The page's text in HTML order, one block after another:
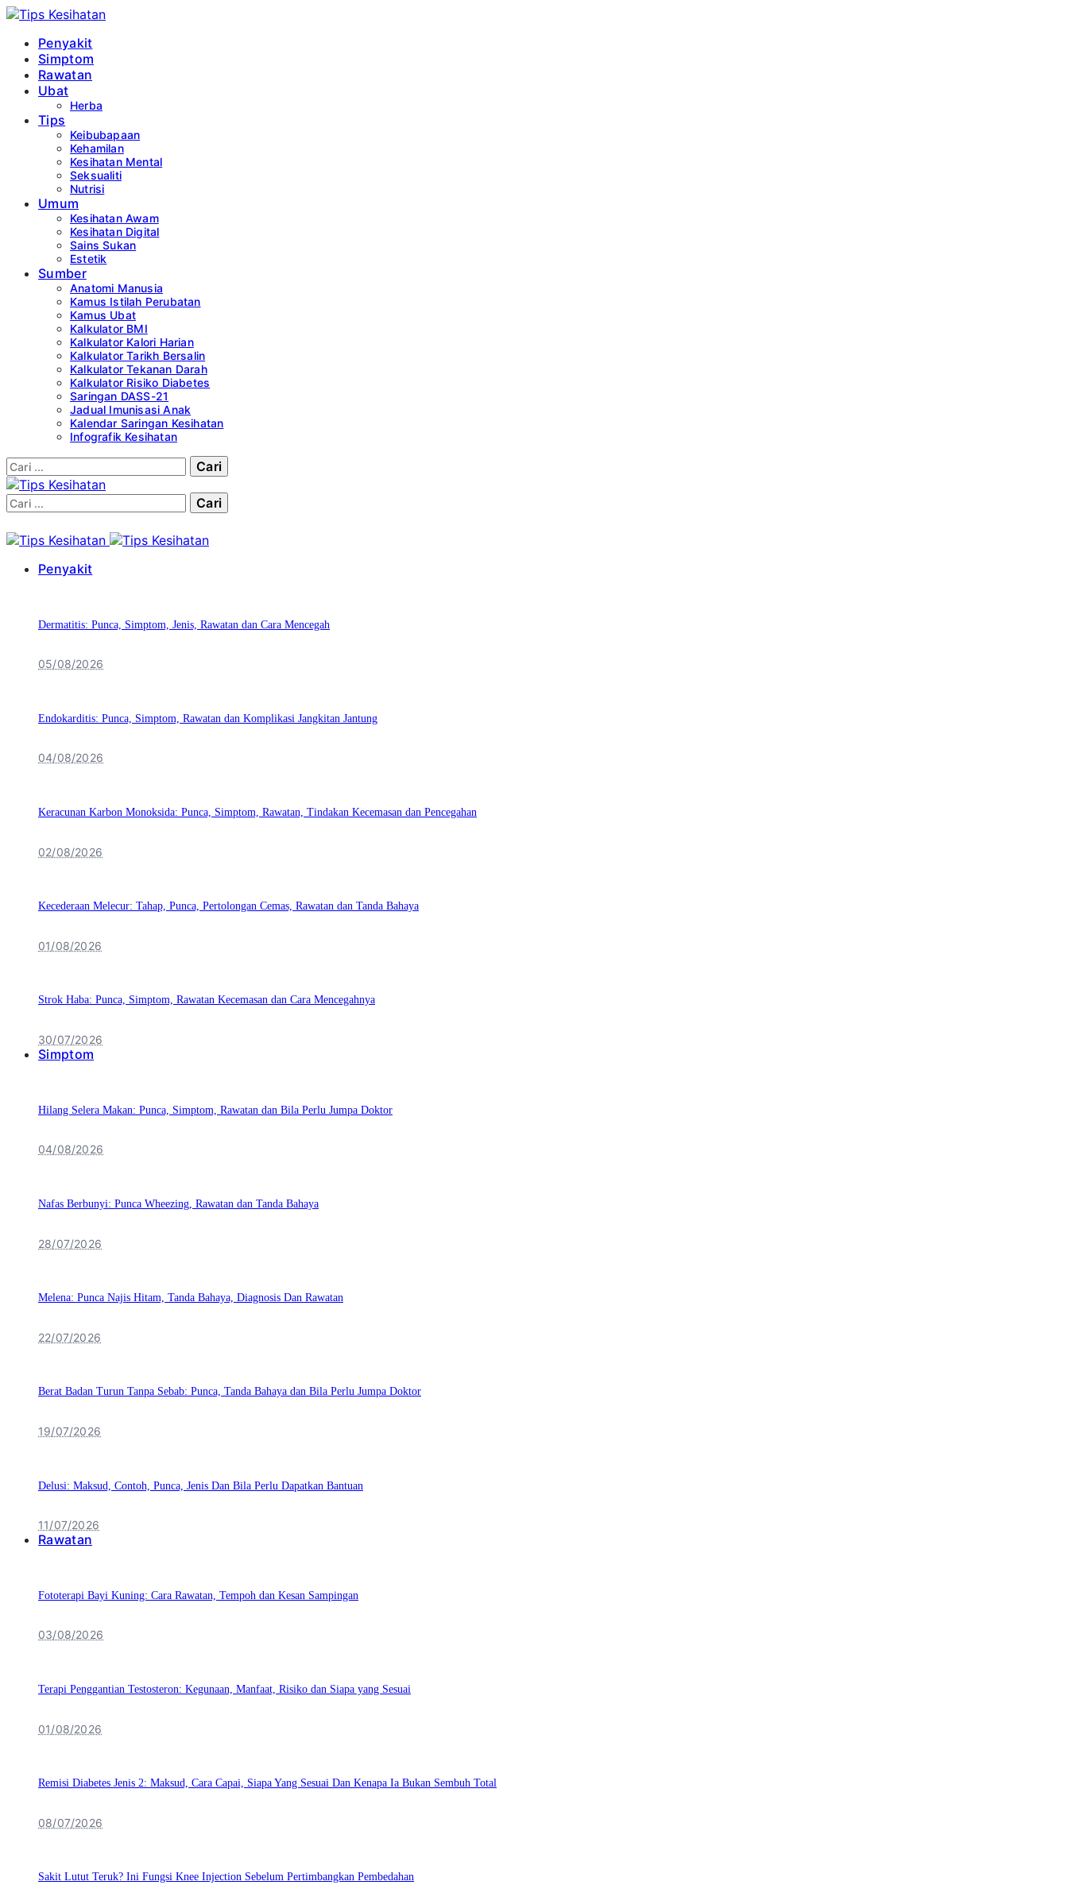
Penyakit
Simptom
Rawatan
Ubat
Herba
Tips
Keibubapaan
Kehamilan
Kesihatan Mental
Seksualiti
Nutrisi
Umum
Kesihatan Awam
Kesihatan Digital
Sains Sukan
Estetik
Sumber
Anatomi Manusia
Kamus Istilah Perubatan
Kamus Ubat
Kalkulator BMI
Kalkulator Kalori Harian
Kalkulator Tarikh Bersalin
Kalkulator Tekanan Darah
Kalkulator Risiko Diabetes
Saringan DASS-21
Jadual Imunisasi Anak
Kalendar Saringan Kesihatan
Infografik Kesihatan
Cari:
Cari:
Penyakit
Dermatitis: Punca, Simptom, Jenis, Rawatan dan Cara Mencegah
05/08/2026
Endokarditis: Punca, Simptom, Rawatan dan Komplikasi Jangkitan Jantung
04/08/2026
Keracunan Karbon Monoksida: Punca, Simptom, Rawatan, Tindakan Kecemasan dan Pencegahan
02/08/2026
Kecederaan Melecur: Tahap, Punca, Pertolongan Cemas, Rawatan dan Tanda Bahaya
01/08/2026
Strok Haba: Punca, Simptom, Rawatan Kecemasan dan Cara Mencegahnya
30/07/2026
Simptom
Hilang Selera Makan: Punca, Simptom, Rawatan dan Bila Perlu Jumpa Doktor
04/08/2026
Nafas Berbunyi: Punca Wheezing, Rawatan dan Tanda Bahaya
28/07/2026
Melena: Punca Najis Hitam, Tanda Bahaya, Diagnosis Dan Rawatan
22/07/2026
Berat Badan Turun Tanpa Sebab: Punca, Tanda Bahaya dan Bila Perlu Jumpa Doktor
19/07/2026
Delusi: Maksud, Contoh, Punca, Jenis Dan Bila Perlu Dapatkan Bantuan
11/07/2026
Rawatan
Fototerapi Bayi Kuning: Cara Rawatan, Tempoh dan Kesan Sampingan
03/08/2026
Terapi Penggantian Testosteron: Kegunaan, Manfaat, Risiko dan Siapa yang Sesuai
01/08/2026
Remisi Diabetes Jenis 2: Maksud, Cara Capai, Siapa Yang Sesuai Dan Kenapa Ia Bukan Sembuh Total
08/07/2026
Sakit Lutut Teruk? Ini Fungsi Knee Injection Sebelum Pertimbangkan Pembedahan